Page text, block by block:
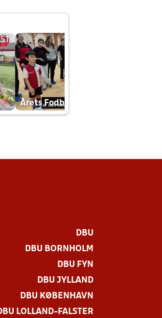
Årets Fodboldklub 2025 mp4
DBU
DBU BORNHOLM
DBU FYN
DBU JYLLAND
DBU KØBENHAVN
LOLLAND-FALSTER